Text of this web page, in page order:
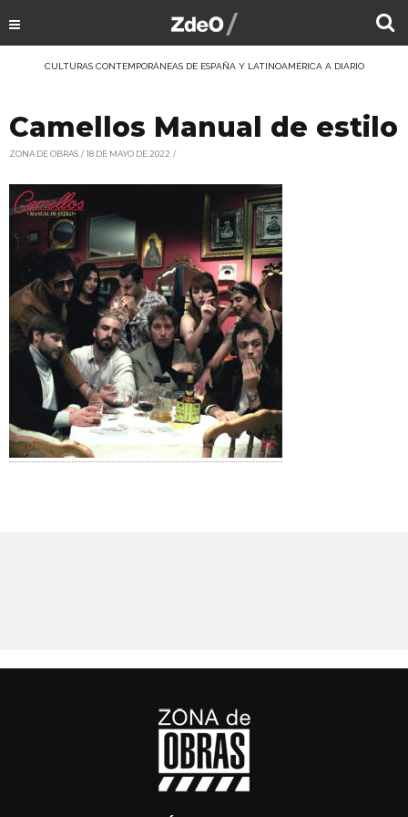
CULTURAS CONTEMPORÁNEAS DE ESPAÑA Y LATINOAMÉRICA A DIARIO
Camellos Manual de estilo
ZONA DE OBRAS 18 DE MAYO DE 2022